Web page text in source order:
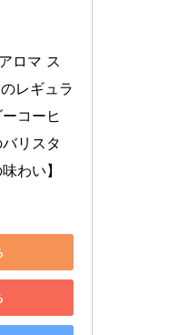
ロマ ス
レギュラ
コーヒ
リスタ
わい】